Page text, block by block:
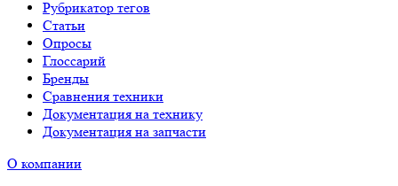
Рубрикатор тегов
Статьи
Опросы
Глоссарий
Бренды
Сравнения техники
Документация на технику
Документация на запчасти
О компании